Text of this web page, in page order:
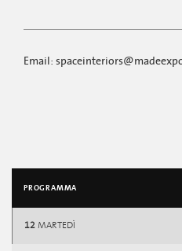
Email:
PROGRAMMA
12 MARTEDÌ